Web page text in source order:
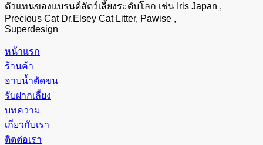
ตัวแทนของแบรนด์สัตว์เลี้ยงระดับโลก เช่น Iris Japan ,
Precious Cat Dr.Elsey Cat Litter, Pawise ,
Superdesign
หน้าแรก
ร้านค้า
อาบน้ำตัดขน
รับฝากเลี้ยง
บทความ
เกี่ยวกับเรา
ติดต่อเรา